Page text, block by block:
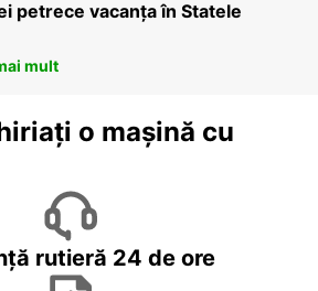
petrece vacanța în Statele
mult
o mașină cu
rutieră 24 de ore